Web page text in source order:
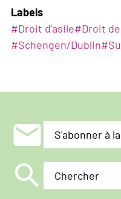
Labels
#Droit d'asile#Droit
#Schengen/Dublin#
mail S'abonner à
search Chercher